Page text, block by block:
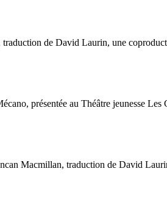
de David Laurin, une
présentée au Théâtre jeunesse Les
Macmillan, traduction de David